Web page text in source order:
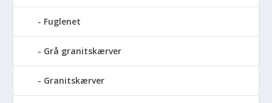
Fuglenet
Grå granitskærver
Granitskærver